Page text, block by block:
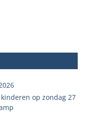
op zondag 27